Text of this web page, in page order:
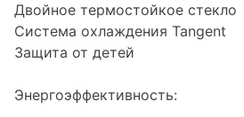
Двойное термостойкое стекло
Система охлаждения Tangent
Защита от детей
Энергоэффективность: